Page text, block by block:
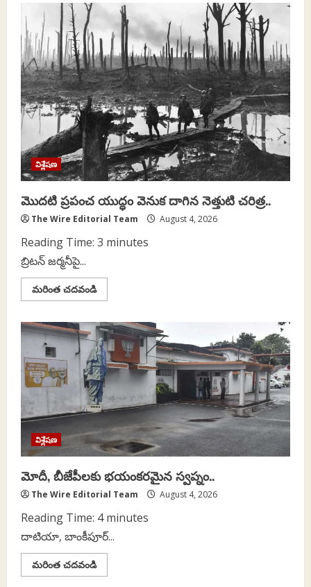
మంతర్
నిరసనకారులకు
ఆహారం
అందించిన
రెస్టారెంట్లకు
బెదిరింపులు..
విశ్లేషణ
మొదటి ప్రపంచ యుద్ధం వెనుక దాగిన నెత్తుటి చరిత్ర..
The Wire Editorial Team August 4, 2026
Reading Time: 3 minutes
బ్రిటన్ జర్మనీపై...
మరింత చదవండిRead
more
ప్రపంచ
యుద్ధం
వెనుక
దాగిన
నెత్తుటి
చరిత్ర..
విశ్లేషణ
మోదీ, బీజేపీలకు భయంకరమైన స్వప్నం..
The Wire Editorial Team August 4, 2026
Reading Time: 4 minutes
దాటియా, బాంకీపూర్...
మరింత చదవండిRead
more